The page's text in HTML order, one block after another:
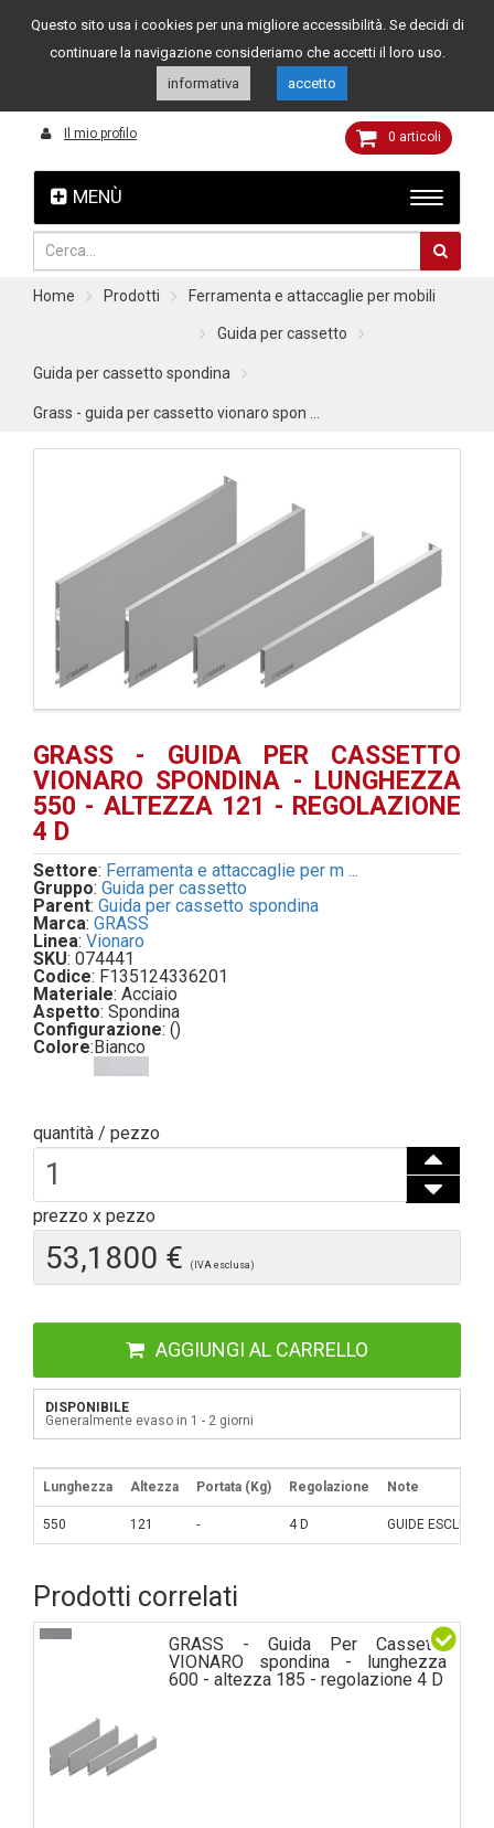
Assistenza clienti 049 8015108 349 4262144
MENÙ
Il mio profilo 0 articoli
Home Prodotti Ferramenta e attaccaglie per mobili
Guida per cassetto
Guida per cassetto spondina
Grass - guida per cassetto vionaro spon ...
GRASS - GUIDA PER CASSETTO
VIONARO SPONDINA - LUNGHEZZA
550 - ALTEZZA 121 - REGOLAZIONE
4 D
Settore: Ferramenta e attaccaglie per m ...
Gruppo: Guida per cassetto
Parent: Guida per cassetto spondina
Marca: GRASS
Linea: Vionaro
SKU: 074441
Codice: F135124336201
Materiale: Acciaio
Aspetto: Spondina
Configurazione: ()
Colore:Bianco
quantità / pezzo
prezzo x pezzo
53,1800 € (IVA esclusa)
AGGIUNGI AL CARRELLO
DISPONIBILE
Generalmente evaso in 1 - 2 giorni
Lunghezza Altezza Portata (Kg) Regolazione Note
550 121 - 4 D GUIDE ESCLUSE
Prodotti correlati
GRASS - Guida Per Cassetto
VIONARO spondina - lunghezza
600 - altezza 185 - regolazione 4 D
Questo sito usa i cookies per una migliore accessibilità. Se decidi di
continuare la navigazione consideriamo che accetti il loro uso.
informativa
accetto